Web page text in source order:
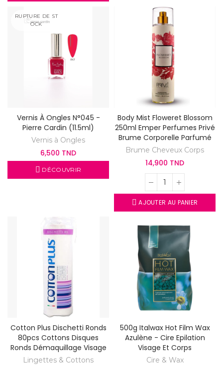
RUPTURE DE ST
OCK
Vernis À Ongles N°045 -
Pierre Cardin (11.5ml)
Vernis à Ongles
6,500 TND
DÉCOUVRIR
Body Mist Floweret Blossom
250ml Emper Perfumes Privé
Brume Corporelle Parfumé
Brume Cheveux Corps
14,900 TND
AJOUTER AU PANIER
Cotton Plus Dischetti Ronds
80pcs Cottons Disques
Ronds Démaquillage Visage
Lingettes & Cottons
500g Italwax Hot Film Wax
Azulène - Cire Epilation
Visage Et Corps
Cire & Wax